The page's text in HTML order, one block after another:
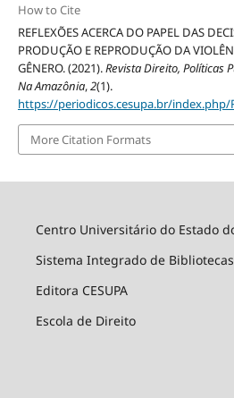
How to Cite
REFLEXÕES ACERCA DO PAPEL DAS
PRODUÇÃO E REPRODUÇÃO DA
GÊNERO. (2021).Revista Direito, Políticas
Na Amazônia,2(1).
https://periodicos.cesupa.br/index.php/
More Citation Formats
Centro Universitário do Estado
Sistema Integrado de Bibliotecas
Editora CESUPA
Escola de Direito